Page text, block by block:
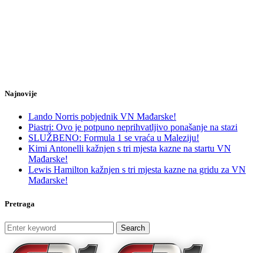
Najnovije
Lando Norris pobjednik VN Mađarske!
Piastri: Ovo je potpuno neprihvatljivo ponašanje na stazi
SLUŽBENO: Formula 1 se vraća u Maleziju!
Kimi Antonelli kažnjen s tri mjesta kazne na startu VN
Mađarske!
Lewis Hamilton kažnjen s tri mjesta kazne na gridu za VN
Mađarske!
Pretraga
Search